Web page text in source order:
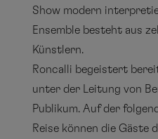
Show modern
Ensemble besteht aus
Künstlern.
Roncalli begeistert
unter der Leitung von
Publikum. Auf der
Reise können die Gäste